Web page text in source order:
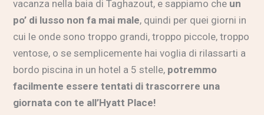
vacanza nella baia di Taghazout, e sappiamo che un
po’ di lusso non fa mai male, quindi per quei giorni in
cui le onde sono troppo grandi, troppo piccole, troppo
ventose, o se semplicemente hai voglia di rilassarti a
bordo piscina in un hotel a 5 stelle, potremmo
facilmente essere tentati di trascorrere una
giornata con te all’Hyatt Place!